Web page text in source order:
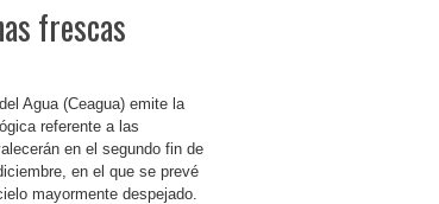
frescas
Agua (Ceagua) emite la
referente a las
en el segundo fin de
en el que se prevé
mayormente despejado.